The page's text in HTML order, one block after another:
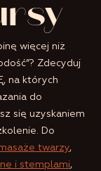
więcej niż
Zdecyduj
na których
do
się uzyskaniem
Do
twarzy,
i stemplami,